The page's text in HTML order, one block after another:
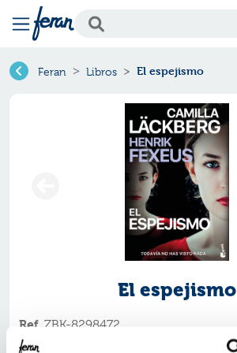
Feran Libros El espejismo
El espejismo
Ref. ZBK-8298472
ISBN: